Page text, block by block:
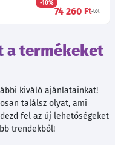
-10%
74 260 Ft-tól
a termékeket
kiváló ajánlatainkat!
találsz olyat, ami
fel az új lehetőségeket
trendekből!